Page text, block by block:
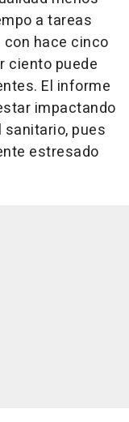
a tareas
hace cinco
ciento puede
El informe
impactando
pues
estresado